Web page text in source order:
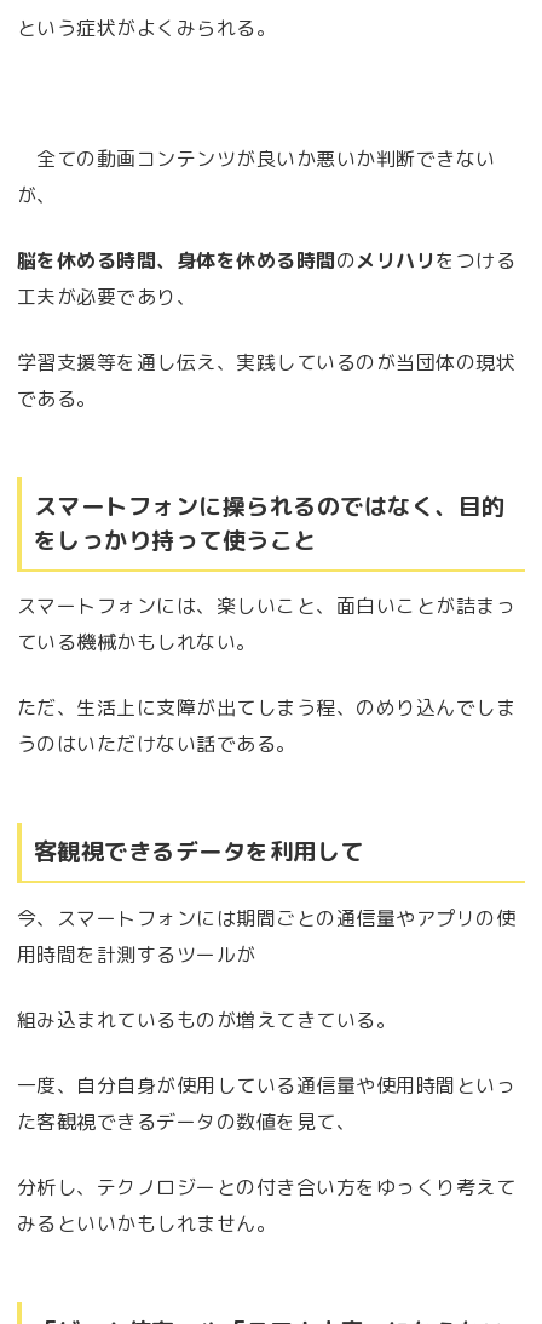
という症状がよくみられる。
全ての動画コンテンツが良いか悪いか判断できない
が、
脳を休める時間、身体を休める時間のメリハリをつける
工夫が必要であり、
学習支援等を通し伝え、実践しているのが当団体の現状
である。
スマートフォンに操られるのではなく、目的
をしっかり持って使うこと
スマートフォンには、楽しいこと、面白いことが詰まっ
ている機械かもしれない。
ただ、生活上に支障が出てしまう程、のめり込んでしま
うのはいただけない話である。
客観視できるデータを利用して
今、スマートフォンには期間ごとの通信量やアプリの使
用時間を計測するツールが
組み込まれているものが増えてきている。
一度、自分自身が使用している通信量や使用時間といっ
た客観視できるデータの数値を見て、
分析し、テクノロジーとの付き合い方をゆっくり考えて
みるといいかもしれません。